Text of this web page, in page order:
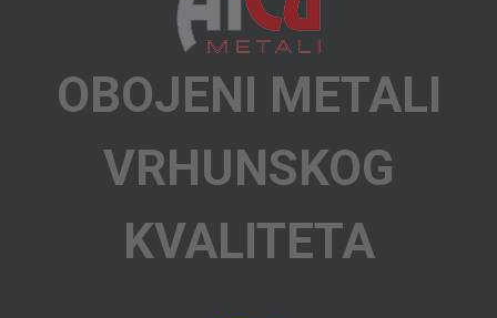
OBOJENI METALI
VRHUNSKOG
KVALITETA